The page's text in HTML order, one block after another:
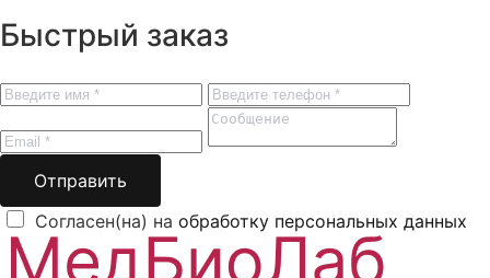
Быстрый заказ
Отправить
Согласен(на) на обработку персональных данных